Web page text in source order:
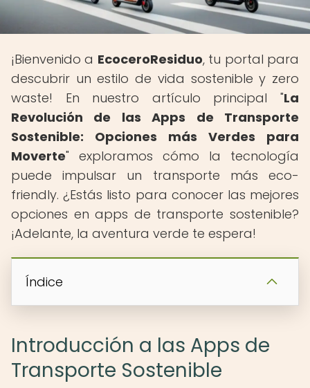
¡Bienvenido a EcoceroResiduo, tu portal para
descubrir un estilo de vida sostenible y zero
waste! En nuestro artículo principal "La
Revolución de las Apps de Transporte
Sostenible: Opciones más Verdes para
Moverte" exploramos cómo la tecnología
puede impulsar un transporte más eco-
friendly. ¿Estás listo para conocer las mejores
opciones en apps de transporte sostenible?
¡Adelante, la aventura verde te espera!
Índice
Introducción a las Apps de
Transporte Sostenible